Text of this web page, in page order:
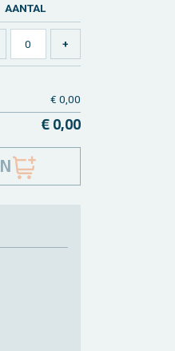
AAN­TAL
€ 0,00
€ 0,00